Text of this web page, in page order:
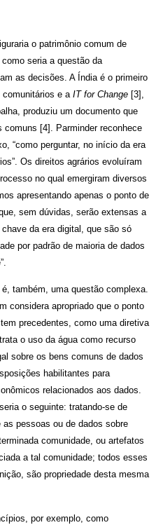
o patrimônio comum de
seria a questão da
as decisões. A Índia é o primeiro
e a IT for Change [3]
produziu um documento que
comuns [4]. Parminder reconhece
“como perguntar, no início da era
Os direitos agrários evoluíram
no qual emergiram diversos
apresentando apenas o ponto de
sem dúvidas, serão extensas a
da era digital, que são só
por padrão de maioria de dados
também, uma questão complexa.
considera apropriado que o ponto
precedentes, como uma diretiva
o uso da água como recurso
sobre os bens comuns de dados
habilitantes para
relacionados aos dados.
o seguinte: tratando-se de
pessoas ou de dados sobre
comunidade, ou artefatos
a tal comunidade; todos esses
são propriedade desta mesma
por exemplo, como